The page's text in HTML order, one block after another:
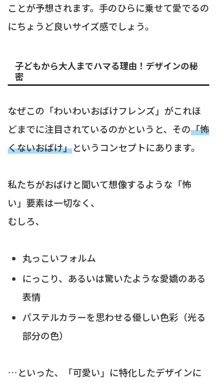
ことが予想されます。手のひらに乗せて愛でるの
にちょうど良いサイズ感でしょう。
子どもから大人までハマる理由！デザインの秘
密
なぜこの「わいわいおばけフレンズ」がこれほ
どまでに注目されているのかというと、その「怖
くないおばけ」というコンセプトにあります。
私たちがおばけと聞いて想像するような「怖
い」要素は一切なく、
むしろ、
丸っこいフォルム
にっこり、あるいは驚いたような愛嬌のある
表情
パステルカラーを思わせる優しい色彩（光る
部分の色）
…といった、「可愛い」に特化したデザインに